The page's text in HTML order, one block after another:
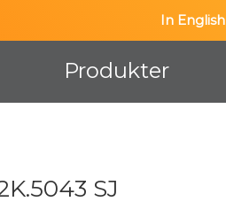
In English
Produkter
SJ